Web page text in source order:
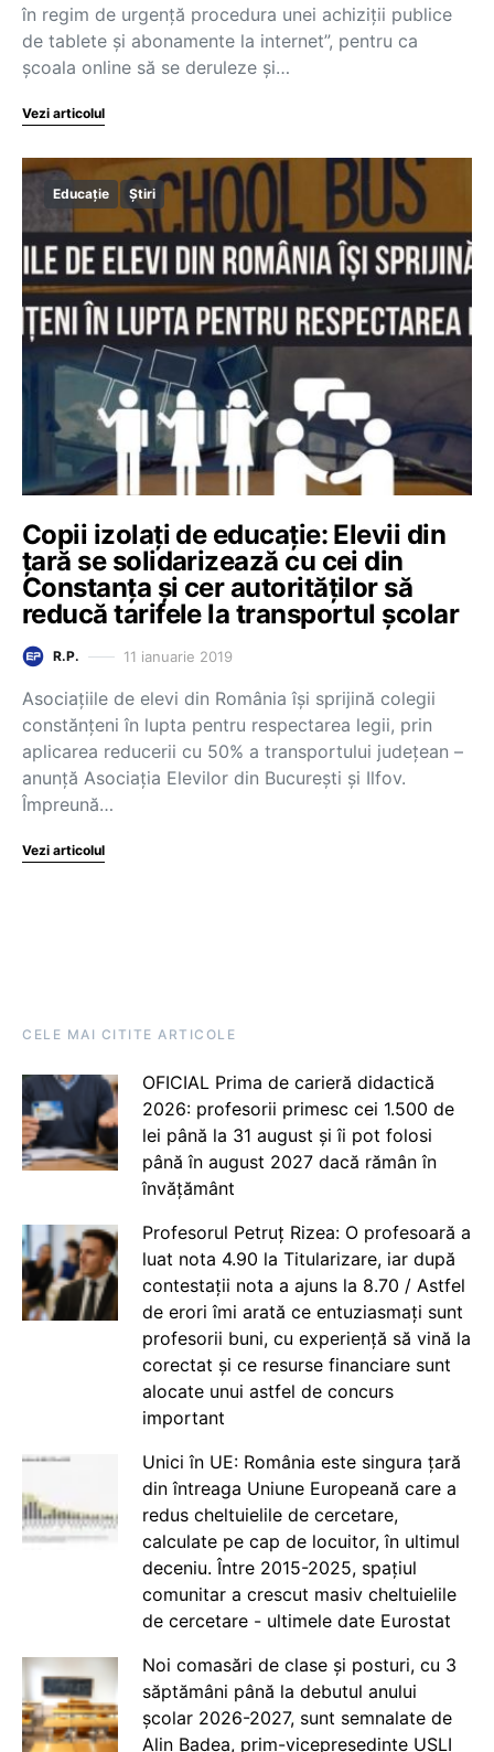
în regim de urgență procedura unei achiziții publice
de tablete și abonamente la internet”, pentru ca
școala online să se deruleze și…
Vezi articolul
Educație Știri
Copii izolați de educație: Elevii din
țară se solidarizează cu cei din
Constanța și cer autorităților să
reducă tarifele la transportul școlar
R.P. 11 ianuarie 2019
Asociațiile de elevi din România își sprijină colegii
constănțeni în lupta pentru respectarea legii, prin
aplicarea reducerii cu 50% a transportului județean –
anunță Asociația Elevilor din București și Ilfov.
Împreună…
Vezi articolul
CELE MAI CITITE ARTICOLE
OFICIAL Prima de carieră didactică
2026: profesorii primesc cei 1.500 de
lei până la 31 august și îi pot folosi
până în august 2027 dacă rămân în
învățământ
Profesorul Petruț Rizea: O profesoară a
luat nota 4.90 la Titularizare, iar după
contestații nota a ajuns la 8.70 / Astfel
de erori îmi arată ce entuziasmați sunt
profesorii buni, cu experiență să vină la
corectat și ce resurse financiare sunt
alocate unui astfel de concurs
important
Unici în UE: România este singura țară
din întreaga Uniune Europeană care a
redus cheltuielile de cercetare,
calculate pe cap de locuitor, în ultimul
deceniu. Între 2015-2025, spațiul
comunitar a crescut masiv cheltuielile
de cercetare - ultimele date Eurostat
Noi comasări de clase și posturi, cu 3
săptămâni până la debutul anului
școlar 2026-2027, sunt semnalate de
Alin Badea, prim-vicepreședinte USLI